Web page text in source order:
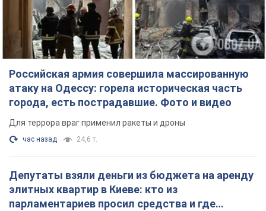
Российская армия совершила массированную
атаку на Одессу: горела историческая часть
города, есть пострадавшие. Фото и видео
Для террора враг применил ракеты и дроны
час назад 24,6 т.
Депутаты взяли деньги из бюджета на аренду
элитных квартир в Киеве: кто из
парламентариев просил средства и где